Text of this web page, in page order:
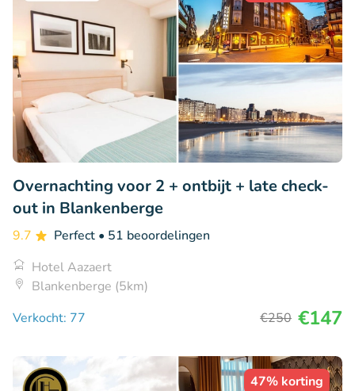
Overnachting voor 2 + ontbijt + late check-
out in Blankenberge
9.7 Perfect • 51 beoordelingen
Hotel Aazaert
Blankenberge (5km)
Verkocht: 77
€250 €147
47% korting